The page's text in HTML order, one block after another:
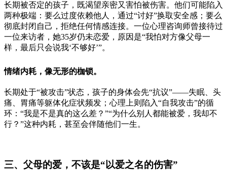
长期被否定的孩子，既渴望亲密又害怕被伤害。他们可能陷入
两种极端：要么过度依赖他人，通过“讨好”换取安全感；要么
彻底封闭自己，拒绝任何情感连接。一位心理咨询师曾接待过
一位来访者，她35岁仍未恋爱，原因是“我怕对方像父母一
样，最后只会说我‘不够好’”。
情绪内耗，像无形的枷锁。
长期处于“被攻击”状态，孩子的身体会先“抗议”——失眠、头
痛、胃痛等躯体化症状频发；心理上则陷入“自我攻击”的循
环：“我是不是真的这么差？”“为什么别人都能被爱，我却不
行？”这种内耗，甚至会伴随他们一生。
三、父母的爱，不该是“以爱之名的伤害”